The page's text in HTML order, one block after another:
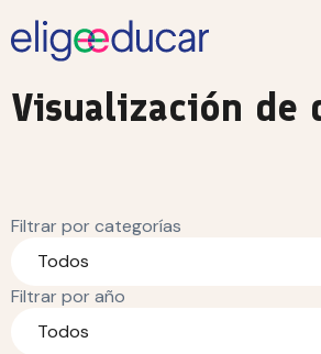
Visualización de
Filtrar por categorías
Todos
Filtrar por año
Todos